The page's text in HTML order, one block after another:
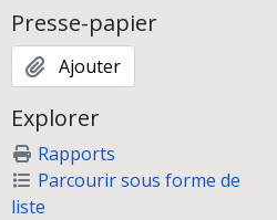
Presse-papier
Ajouter
Explorer
Rapports
Parcourir sous forme de
liste